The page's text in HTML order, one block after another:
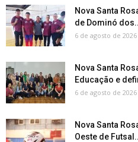
Nova Santa
de Dominó
6 de agosto de 2026
Nova Santa
Educação e
6 de agosto de 2026
Nova Santa
Oeste de